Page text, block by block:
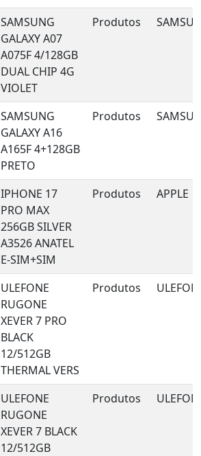
SAMSUNG
GALAXY A07
A075F 4/128GB
DUAL CHIP 4G
VIOLET
Produtos
SAMSUNG
GALAXY A16
A165F 4+128GB
PRETO
Produtos
IPHONE 17
PRO MAX
256GB SILVER
A3526 ANATEL
E-SIM+SIM
Produtos APPLE
ULEFONE
RUGONE
XEVER 7 PRO
BLACK
12/512GB
THERMAL VERS
Produtos
ULEFONE
RUGONE
XEVER 7 BLACK
12/512GB
Produtos